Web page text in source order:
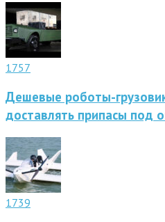
1757
Дешевые роботы-
доставлять припасы под
1739